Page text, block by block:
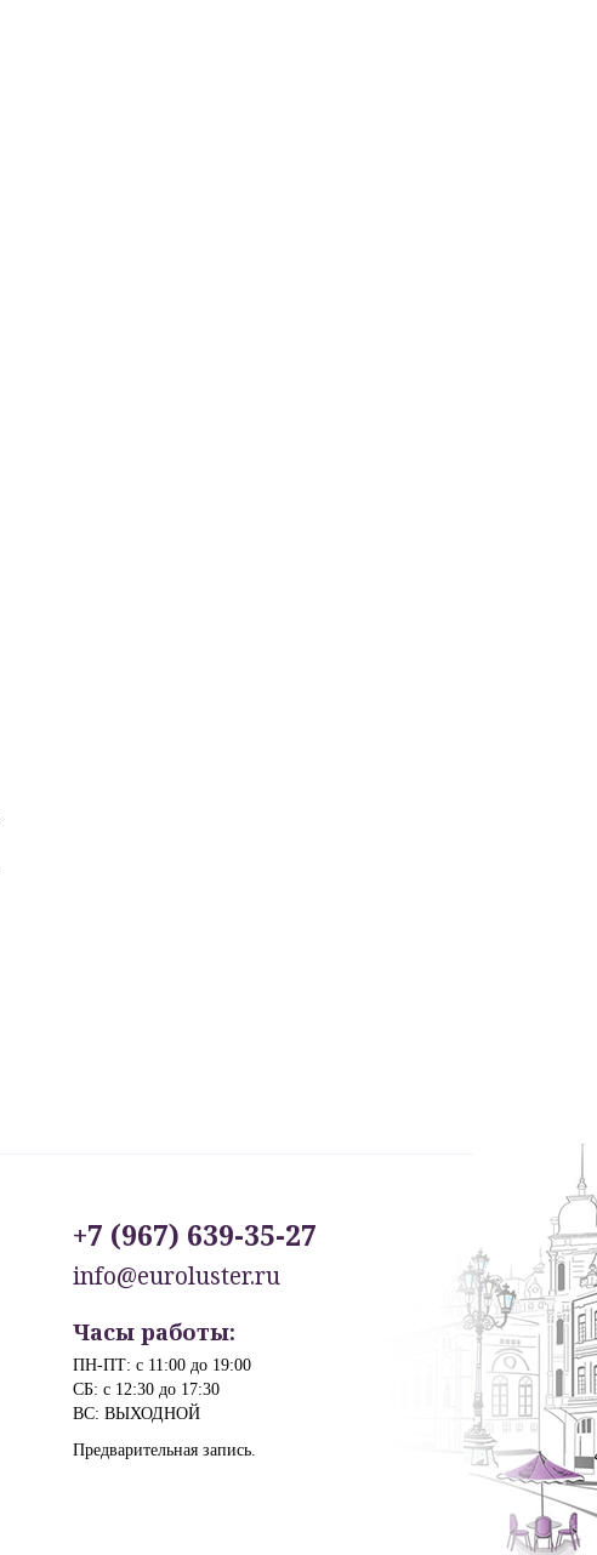
+7 (967) 639-35-27
info@euroluster.ru
Часы работы:
ПН-ПТ: с 11:00 до 19:00
СБ: с 12:30 до 17:30
ВС: ВЫХОДНОЙ
Предварительная запись.